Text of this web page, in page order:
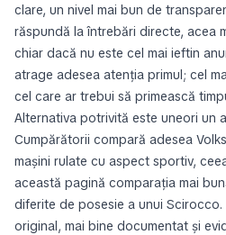
clare, un nivel mai bun de
răspundă la întrebări directe, acea
chiar dacă nu este cel mai ieftin
atrage adesea atenția primul; cel
cel care ar trebui să primească
Alternativa potrivită este uneori un
Cumpărătorii compară adesea
mașini rulate cu aspect sportiv,
această pagină comparația mai
diferite de posesie a unui
original, mai bine documentat și